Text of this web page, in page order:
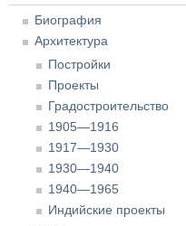
Биография
Архитектура
Постройки
Проекты
Градостроительство
1905—1916
1917—1930
1930—1940
1940—1965
Индийские проекты